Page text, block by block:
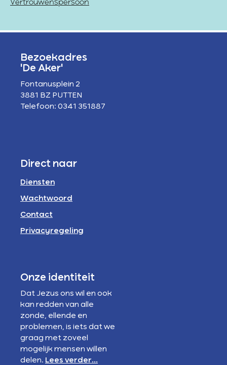
Vertrouwenspersoon
Bezoekadres
'De Aker'
Fontanusplein 2
3881 BZ PUTTEN
Telefoon: 0341 351887
Direct naar
Diensten
Wachtwoord
Contact
Privacyregeling
Onze identiteit
Dat Jezus ons wil en ook
kan redden van alle
zonde, ellende en
problemen, is iets dat we
graag met zoveel
mogelijk mensen willen
delen. Lees verder...